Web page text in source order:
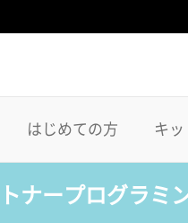
はじめての方 キ
ナープログラミ